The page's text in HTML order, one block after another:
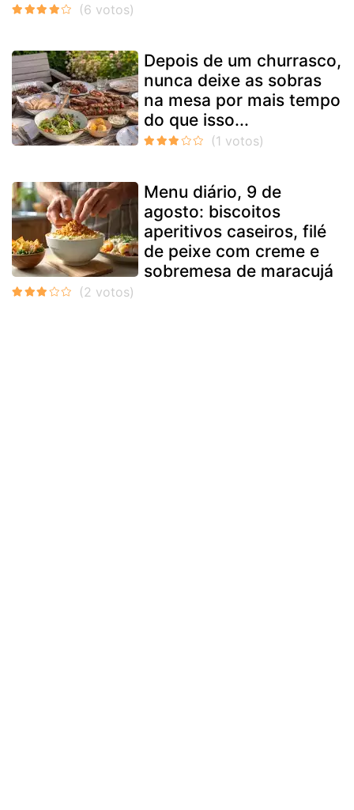
Depois de um churrasco,
nunca deixe as sobras
na mesa por mais tempo
do que isso...
Menu diário, 9 de
agosto: biscoitos
aperitivos caseiros, filé
de peixe com creme e
sobremesa de maracujá